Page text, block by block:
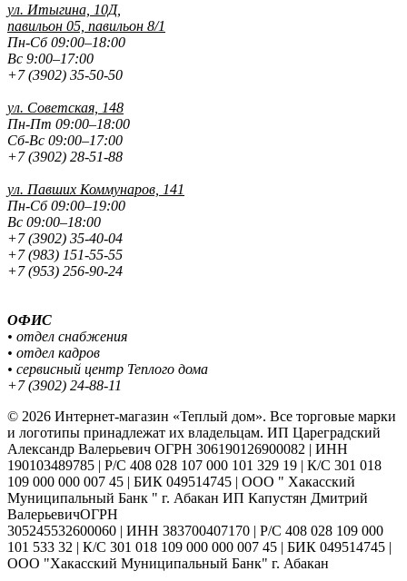
ул. Итыгина, 10Д,
павильон 05, павильон 8/1
Пн-Сб 09:00–18:00
Вс 9:00–17:00
+7 (3902) 35-50-50
ул. Советская, 148
Пн-Пт 09:00–18:00
Сб-Вс 09:00–17:00
+7 (3902) 28-51-88
ул. Павших Коммунаров, 141
Пн-Сб 09:00–19:00
Вс 09:00–18:00
+7 (3902) 35-40-04
+7 (983) 151-55-55
+7 (953) 256-90-24
ОФИС
• отдел снабжения
• отдел кадров
• сервисный центр Теплого дома
+7 (3902) 24-88-11
© 2026 Интернет-магазин «Теплый дом». Все торговые марки
и логотипы принадлежат их владельцам. ИП Цареградский
Александр Валерьевич ОГРН 306190126900082 | ИНН
190103489785 | Р/С 408 028 107 000 101 329 19 | К/С 301 018
109 000 000 007 45 | БИК 049514745 | ООО " Хакасский
Муниципальный Банк " г. Абакан ИП Капустян Дмитрий
ВалерьевичОГРН
305245532600060 | ИНН 383700407170 | Р/С 408 028 109 000
101 533 32 | К/С 301 018 109 000 000 007 45 | БИК 049514745 |
ООО "Хакасский Муниципальный Банк" г. Абакан